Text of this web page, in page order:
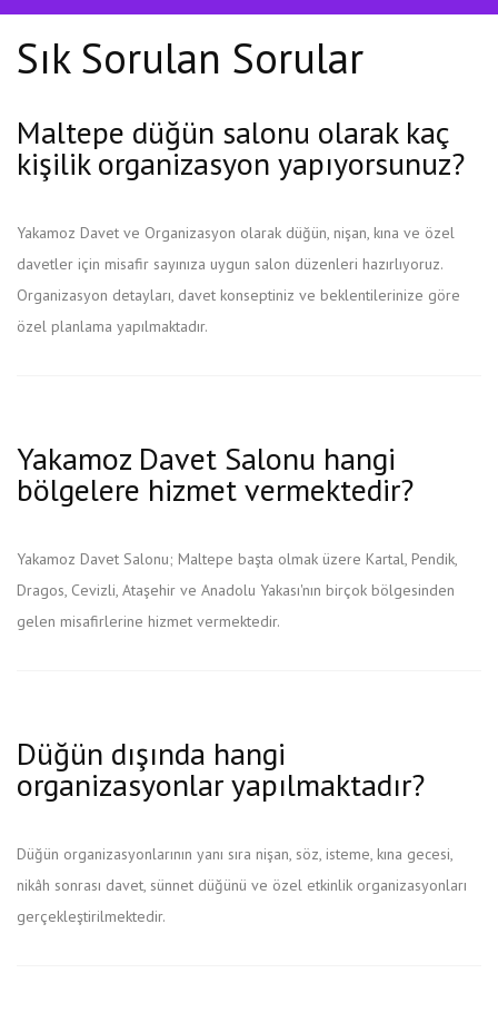
Sık Sorulan Sorular
Maltepe düğün salonu olarak kaç
kişilik organizasyon yapıyorsunuz?
Yakamoz Davet ve Organizasyon olarak düğün, nişan, kına ve özel
davetler için misafir sayınıza uygun salon düzenleri hazırlıyoruz.
Organizasyon detayları, davet konseptiniz ve beklentilerinize göre
özel planlama yapılmaktadır.
Yakamoz Davet Salonu hangi
bölgelere hizmet vermektedir?
Yakamoz Davet Salonu; Maltepe başta olmak üzere Kartal, Pendik,
Dragos, Cevizli, Ataşehir ve Anadolu Yakası'nın birçok bölgesinden
gelen misafirlerine hizmet vermektedir.
Düğün dışında hangi
organizasyonlar yapılmaktadır?
Düğün organizasyonlarının yanı sıra nişan, söz, isteme, kına gecesi,
nikâh sonrası davet, sünnet düğünü ve özel etkinlik organizasyonları
gerçekleştirilmektedir.